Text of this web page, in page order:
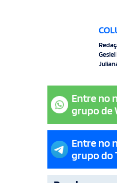
Entre no
grupo de
Entre no
grupo do